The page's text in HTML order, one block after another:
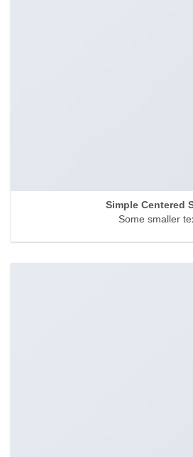
Simple Centered
Some smaller